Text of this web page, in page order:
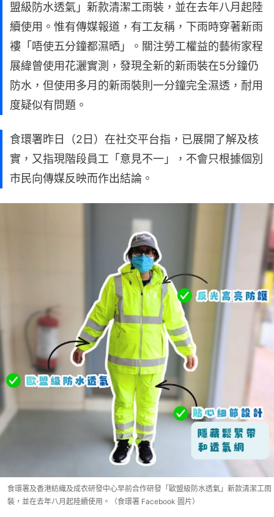
盟級防水透氣」新款清潔工雨裝，並在去年八月起陸
續使用。惟有傳媒報道，有工友稱，下雨時穿著新雨
褸「唔使五分鐘都濕晒」。關注勞工權益的藝術家程
展緯曾使用花灑實測，發現全新的新雨裝在5分鐘仍
防水，但使用多月的新雨裝則一分鐘完全濕透，耐用
度疑似有問題。
食環署昨日（2日）在社交平台指，已展開了解及核
實，又指現階段員工「意見不一」，不會只根據個別
市民向傳媒反映而作出結論。
食環署及香港紡織及成衣研發中心早前合作研發「歐盟級防水透氣」新款清潔工雨
裝，並在去年八月起陸續使用。（食環署 Facebook 圖片）